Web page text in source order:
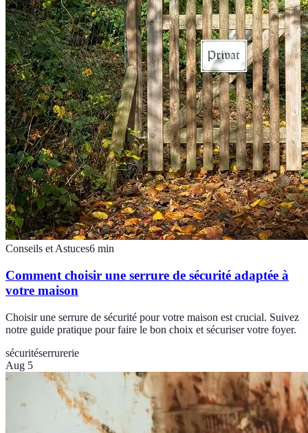
Conseils et Astuces6 min
Comment choisir une serrure de sécurité adaptée à
votre maison
Choisir une serrure de sécurité pour votre maison est crucial. Suivez
notre guide pratique pour faire le bon choix et sécuriser votre foyer.
sécuritéserrurerie
Aug 5